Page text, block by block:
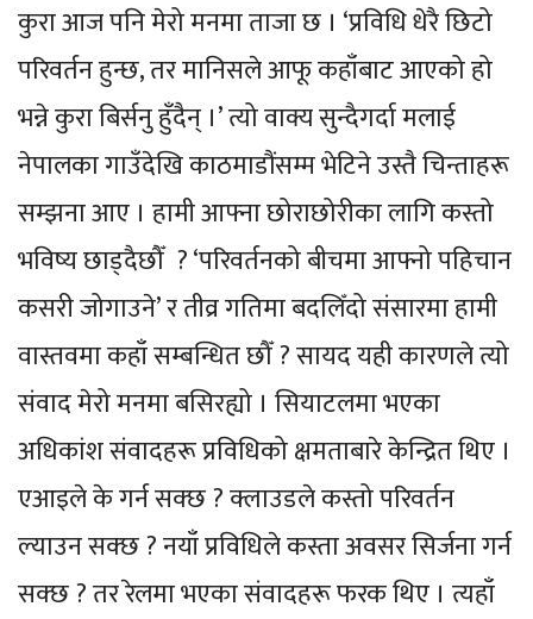
कुरा आज पनि मेरो मनमा ताजा छ । ‘प्रविधि धेरै छिटो
परिवर्तन हुन्छ, तर मानिसले आफू कहाँबाट आएको हो
भन्ने कुरा बिर्सनु हुँदैन् ।’ त्यो वाक्य सुन्दैगर्दा मलाई
नेपालका गाउँदेखि काठमाडौंसम्म भेटिने उस्तै चिन्ताहरू
सम्झना आए । हामी आफ्ना छोराछोरीका लागि कस्तो
भविष्य छाड्दैछौँ ? ‘परिवर्तनको बीचमा आफ्नो पहिचान
कसरी जोगाउने’ र तीव्र गतिमा बदलिँदो संसारमा हामी
वास्तवमा कहाँ सम्बन्धित छौँ ? सायद यही कारणले त्यो
संवाद मेरो मनमा बसिरह्यो । सियाटलमा भएका
अधिकांश संवादहरू प्रविधिको क्षमताबारे केन्द्रित थिए ।
एआइले के गर्न सक्छ ? क्लाउडले कस्तो परिवर्तन
ल्याउन सक्छ ? नयाँ प्रविधिले कस्ता अवसर सिर्जना गर्न
सक्छ ? तर रेलमा भएका संवादहरू फरक थिए । त्यहाँ